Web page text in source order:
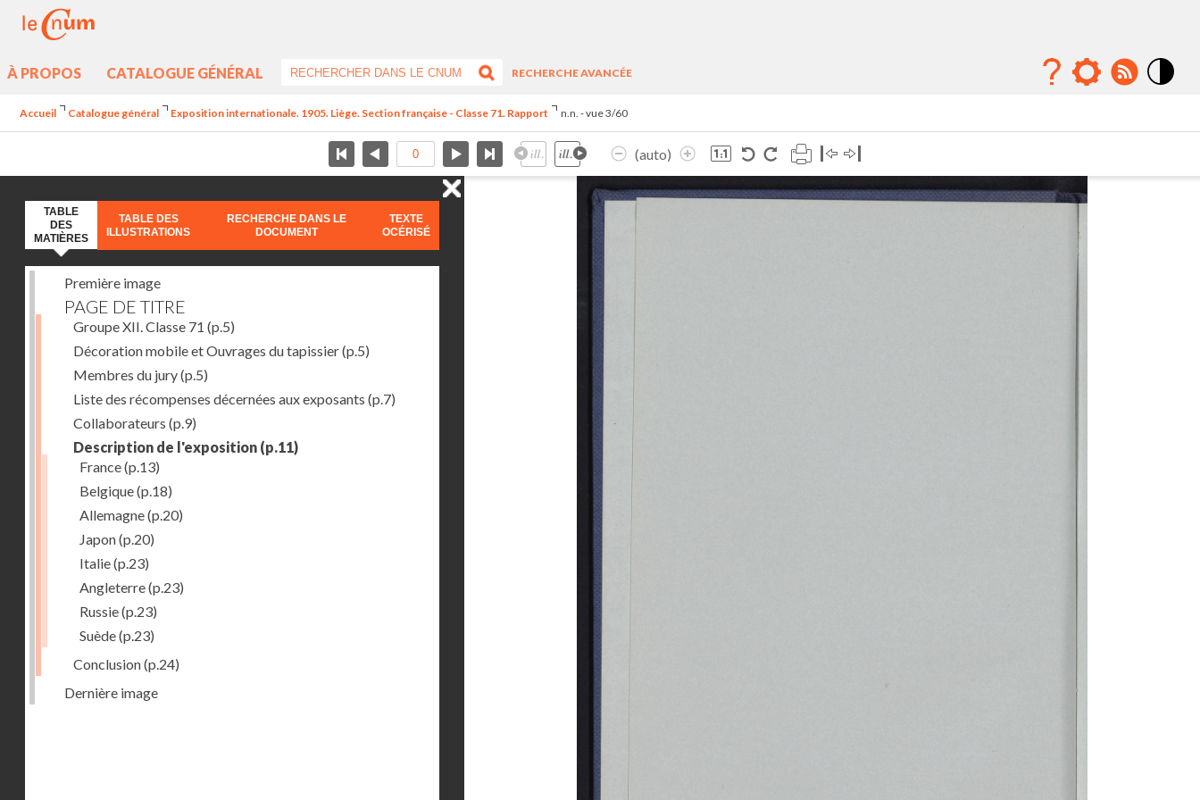
À PROPOS CATALOGUE GÉNÉRAL
RECHERCHE AVANCÉE
Accueil Catalogue général Exposition internationale. 1905. Liège. Section française - Classe 71. Rapport n.n. - vue 3/60
(auto)
TABLE
DES
MATIÈRES
TABLE DES
ILLUSTRATIONS
RECHERCHE DANS LE
DOCUMENT
TEXTE
OCÉRISÉ
Première image
PAGE DE TITRE
Groupe XII. Classe 71 (p.5)
Décoration mobile et Ouvrages du tapissier(p.5)
Membres du jury(p.5)
Liste des récompenses décernées aux exposants (p.7)
Collaborateurs (p.9)
Description de l'exposition (p.11)
France(p.13)
Belgique(p.18)
Allemagne(p.20)
Japon(p.20)
Italie(p.23)
Angleterre(p.23)
Russie(p.23)
Suède(p.23)
Conclusion(p.24)
Dernière image